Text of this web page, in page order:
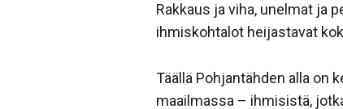
Rakkaus ja viha, unelmat ja
ihmiskohtalot heijastavat
Täällä Pohjantähden alla on
maailmassa – ihmisistä,